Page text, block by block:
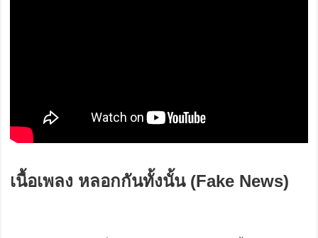
เนื้อเพลง หลอกกันทั้งนั้น (Fake News)